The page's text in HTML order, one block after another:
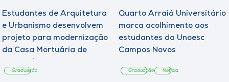
Estudantes de Arquitetura
e Urbanismo desenvolvem
projeto para modernização
da Casa Mortuária de
Graduação
Quarto Arraiá Universitário
marca acolhimento aos
estudantes da Unoesc
Campos Novos
Graduação Notícia